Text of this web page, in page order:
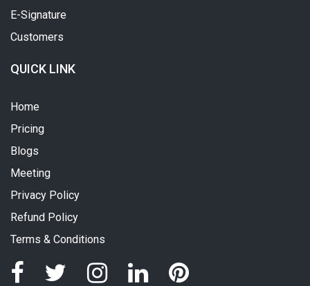
E-Signature
Customers
QUICK LINK
Home
Pricing
Blogs
Meeting
Privacy Policy
Refund Policy
Terms & Conditions